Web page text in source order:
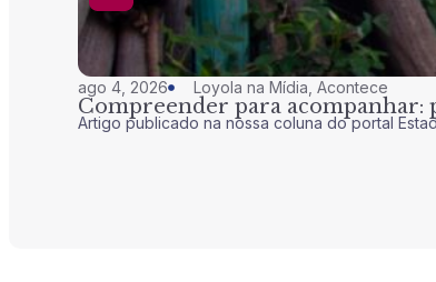
ago 4, 2026 Loyola na Mídia Acontece
Compreender para acompanhar:
Artigo publicado na nossa coluna do portal